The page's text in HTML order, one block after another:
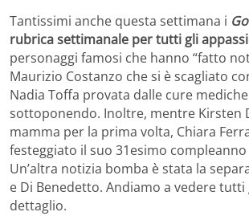
Tantissimi anche questa settimana i
rubrica settimanale per tutti gli
personaggi famosi che hanno “fatto
Maurizio Costanzo che si è scagliato
Nadia Toffa provata dalle cure
sottoponendo. Inoltre, mentre Kirsten
mamma per la prima volta, Chiara
festeggiato il suo 31esimo
Un’altra notizia bomba è stata la
e Di Benedetto. Andiamo a vedere tutti
dettaglio.